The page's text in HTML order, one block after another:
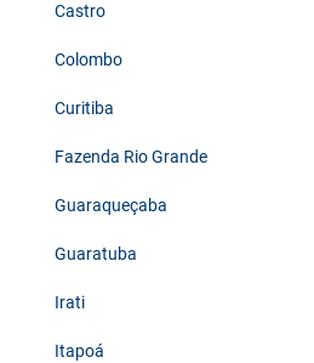
Castro
Colombo
Curitiba
Fazenda Rio Grande
Guaraqueçaba
Guaratuba
Irati
Itapoá